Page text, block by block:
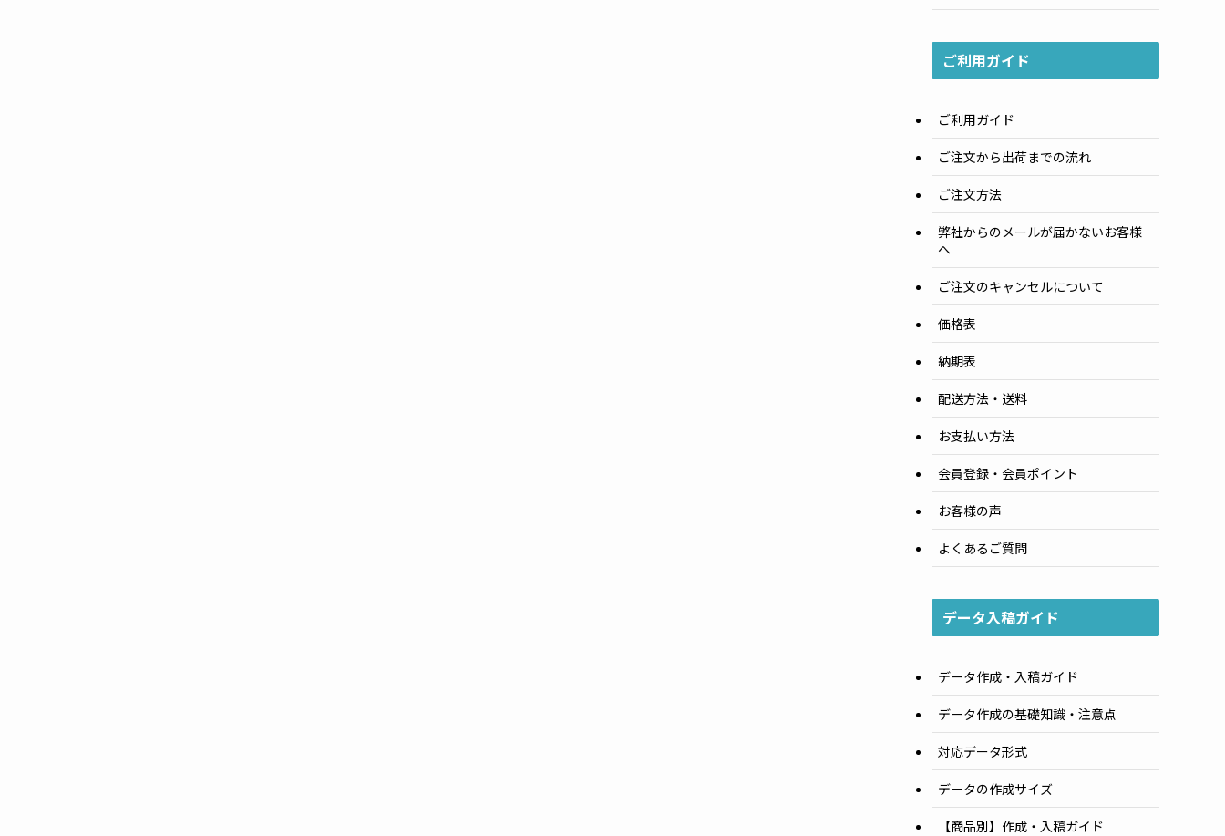
ご利用ガイド
ご利用ガイド
ご注文から出荷までの流れ
ご注文方法
弊社からのメールが届かないお客様
へ
ご注文のキャンセルについて
価格表
納期表
配送方法・送料
お支払い方法
会員登録・会員ポイント
お客様の声
よくあるご質問
データ入稿ガイド
データ作成・入稿ガイド
データ作成の基礎知識・注意点
対応データ形式
データの作成サイズ
【商品別】作成・入稿ガイド